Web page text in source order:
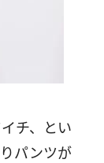
チ、とい
パンツが